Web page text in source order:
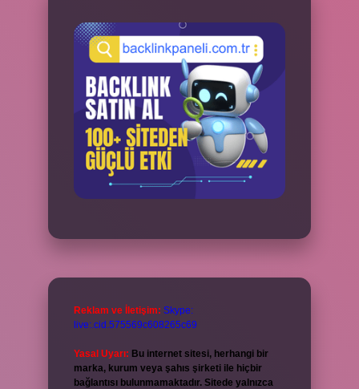
Reklam ve İletişim: Skype:
live:.cid.575569c608265c69
Yasal Uyarı: Bu internet sitesi, herhangi bir
marka, kurum veya şahıs şirketi ile hiçbir
bağlantısı bulunmamaktadır. Sitede yalnızca